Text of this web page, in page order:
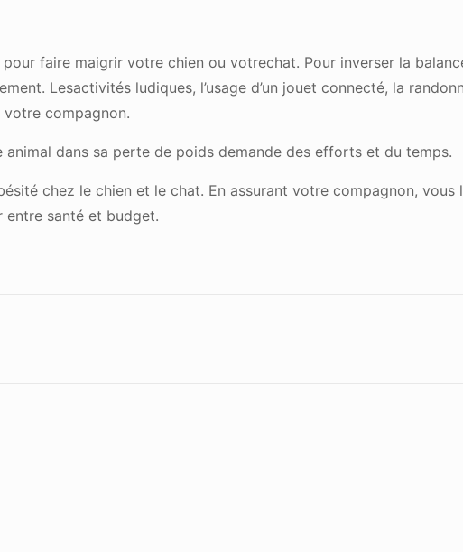
pour faire maigrir votre chien ou votrechat. Pour inverser la
Lesactivités ludiques, l’usage d’un jouet connecté, la
votre compagnon.
dans sa perte de poids demande des efforts et du temps.
chez le chien et le chat. En assurant votre compagnon,
entre santé et budget.